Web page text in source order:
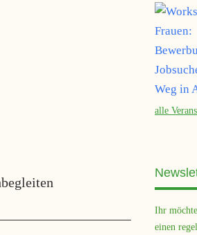
alle
Ihr
einen